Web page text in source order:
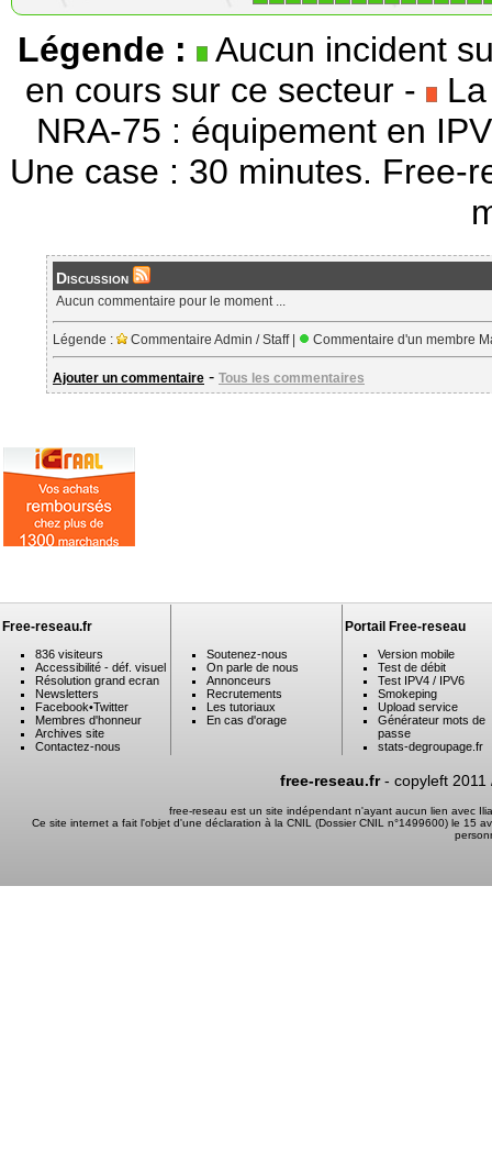
Légende :
Aucun incident
en cours sur ce secteur - La
NRA-75 : équipement en
Une case : 30 minutes. Free-
Discussion
Aucun commentaire pour le moment ...
Légende : Commentaire Admin / Staff | Commentaire d'un membre
Ajouter un commentaire - Tous les commentaires
Free-reseau.fr
836 visiteurs
Accessibilité - déf. visuel
Résolution grand ecran
Newsletters
Facebook•Twitter
Membres d'honneur
Archives site
Contactez-nous
Soutenez-nous
On parle de nous
Annonceurs
Recrutements
Les tutoriaux
En cas d'orage
Portail Free-reseau
Version mobile
Test de débit
Test IPV4 / IPV6
Smokeping
Upload service
Générateur mots de
passe
stats-degroupage.fr
free-reseau.fr- copyleft 2011
free-reseau est un site indépendant n'ayant aucun lien avec
Ce site internet a fait l'objet d'une déclaration à la CNIL (Dossier CNIL n°1499600) le 15